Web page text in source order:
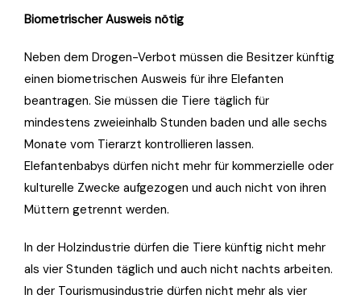
Biometrischer Ausweis nötig
Neben dem Drogen-Verbot müssen die Besitzer künftig
einen biometrischen Ausweis für ihre Elefanten
beantragen. Sie müssen die Tiere täglich für
mindestens zweieinhalb Stunden baden und alle sechs
Monate vom Tierarzt kontrollieren lassen.
Elefantenbabys dürfen nicht mehr für kommerzielle oder
kulturelle Zwecke aufgezogen und auch nicht von ihren
Müttern getrennt werden.
In der Holzindustrie dürfen die Tiere künftig nicht mehr
als vier Stunden täglich und auch nicht nachts arbeiten.
In der Tourismusindustrie dürfen nicht mehr als vier